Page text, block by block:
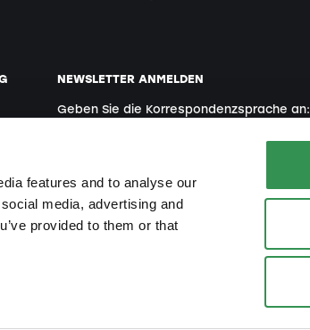
features and to analyse our
media, advertising and
provided to them or that
NEWSLETTER ANMELDEN
Geben Sie die Korrespondenzsprache an:
einverstanden.